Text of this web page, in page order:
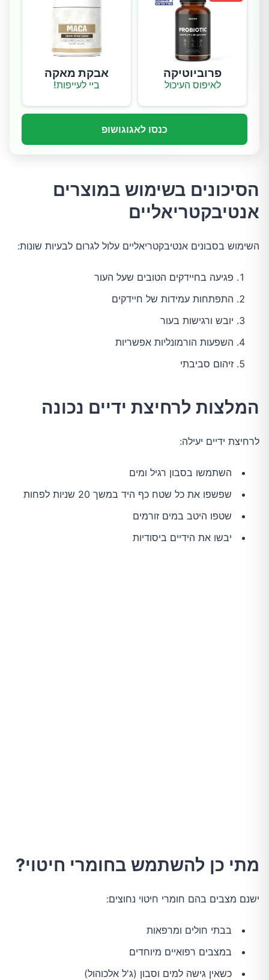
פרוביוטיקה
לאיפוס העיכול
אבקת מאקה
ביי לעייפות!
כנסו לאגוגושופ
הסיכונים בשימוש במוצרים
אנטיבקטריאליים
השימוש בסבונים אנטיבקטריאליים עלול לגרום לבעיות שונות:
פגיעה בחיידקים הטובים שעל העור
התפתחות עמידות של חיידקים
יובש ורגישות בעור
השפעות הורמונליות אפשריות
זיהום סביבתי
המלצות לרחיצת ידיים נכונה
לרחיצת ידיים יעילה:
השתמשו בסבון רגיל ומים
שפשפו את כל שטח כף היד במשך 20 שניות לפחות
שטפו היטב במים זורמים
יבשו את הידיים ביסודיות
מתי כן להשתמש בחומרי חיטוי?
ישנם מצבים בהם חומרי חיטוי נחוצים:
בבתי חולים ומרפאות
במצבים רפואיים מיוחדים
כשאין גישה למים וסבון (ג'ל אלכוהול)